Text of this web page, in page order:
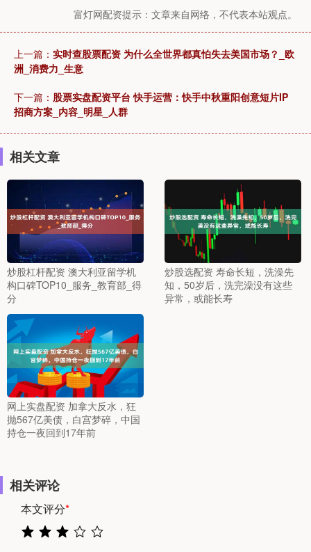
富灯网配资提示：文章来自网络，不代表本站观点。
上一篇： 实时查股票配资 为什么全世界都真怕失去美国市场？_欧
洲_消费力_生意
下一篇： 股票实盘配资平台 快手运营：快手中秋重阳创意短片IP
招商方案_内容_明星_人群
相关文章
炒股杠杆配资 澳大利亚留学机
构口碑TOP10_服务_教育部_得
分
炒股选配资 寿命长短，洗澡先
知，50岁后，洗完澡没有这些
异常，或能长寿
网上实盘配资 加拿大反水，狂
抛567亿美债，白宫梦碎，中国
持仓一夜回到17年前
相关评论
本文评分*